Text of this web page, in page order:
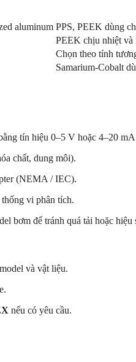
aluminum PPS, PEEK dùng
PEEK chịu nhiệt và
Chọn theo tính
Samarium-Cobalt
tín hiệu 0–5 V hoặc 4–20
chất, dung môi).
(NEMA / IEC).
vi phân tích.
bơm để tránh quá tải hoặc hiệu
và vật liệu.
nếu có yêu cầu.